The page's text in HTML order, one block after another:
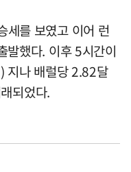
세를 보였고 이어 런
발했다. 이후 5시간이
지나 배럴당 2.82달
되었다.